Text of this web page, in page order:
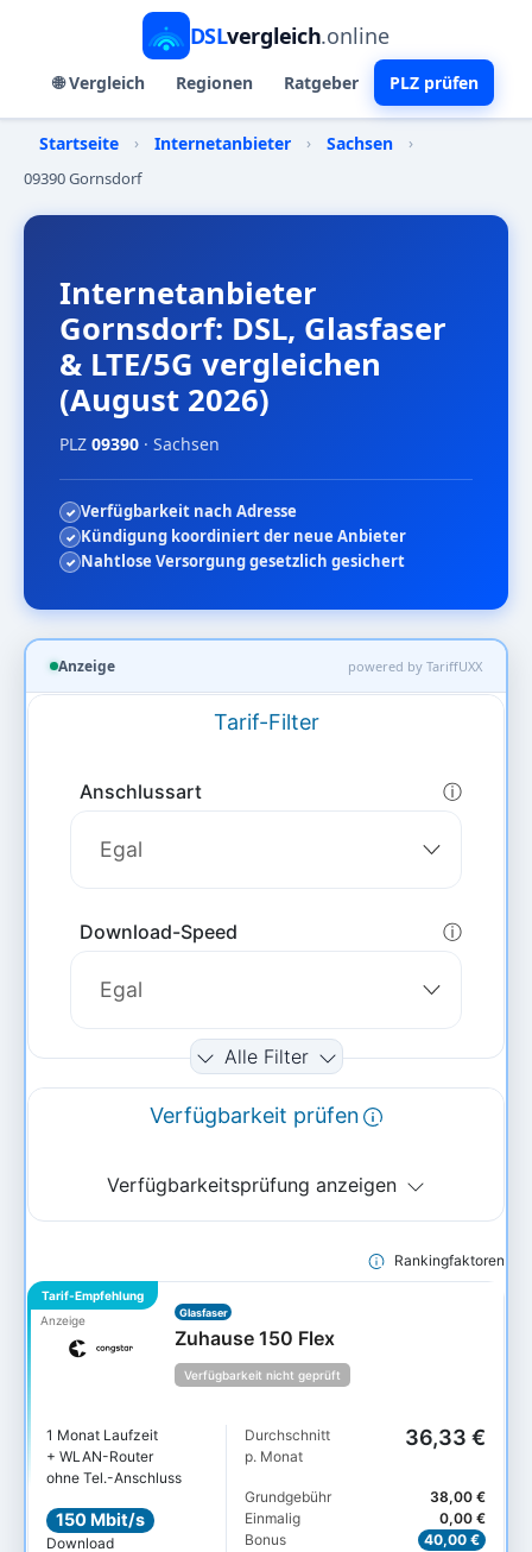
DSLvergleich.online
🌐 Vergleich Regionen Ratgeber PLZ prüfen
Startseite › Internetanbieter › Sachsen
›
09390 Gornsdorf
Internetanbieter
Gornsdorf: DSL, Glasfaser
& LTE/5G vergleichen
(August 2026)
PLZ 09390 · Sachsen
Verfügbarkeit nach Adresse
Kündigung koordiniert der neue Anbieter
Nahtlose Versorgung gesetzlich gesichert
Anzeige powered by TariffUXX